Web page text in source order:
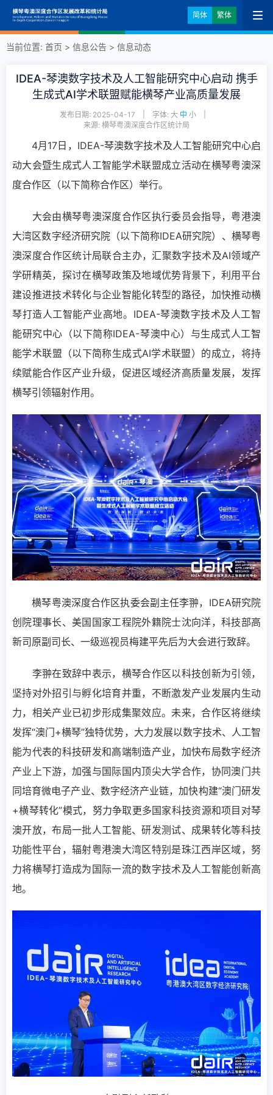
简体 繁体
当前位置: 首页 > 信息公告 > 信息动态
IDEA-琴澳数字技术及人工智能研究中心启动 携手
生成式AI学术联盟赋能横琴产业高质量发展
发布日期: 2025-04-17 字体: 大 中 小
来源: 横琴粤澳深度合作区统计局
4月17日，IDEA-琴澳数字技术及人工智能研究中心启
动大会暨生成式人工智能学术联盟成立活动在横琴粤澳深
度合作区（以下简称合作区）举行。
大会由横琴粤澳深度合作区执行委员会指导，粤港澳
大湾区数字经济研究院（以下简称IDEA研究院）、横琴粤
澳深度合作区统计局联合主办，汇聚数字技术及AI领域产
学研精英，探讨在横琴政策及地域优势背景下，利用平台
建设推进技术转化与企业智能化转型的路径，加快推动横
琴打造人工智能产业高地。IDEA-琴澳数字技术及人工智
能研究中心（以下简称IDEA-琴澳中心）与生成式人工智
能学术联盟（以下简称生成式AI学术联盟）的成立，将持
续赋能合作区产业升级，促进区域经济高质量发展，发挥
横琴引领辐射作用。
横琴粤澳深度合作区执委会副主任李翀，IDEA研究院
创院理事长、美国国家工程院外籍院士沈向洋，科技部高
新司原副司长、一级巡视员梅建平先后为大会进行致辞。
李翀在致辞中表示，横琴合作区以科技创新为引领，
坚持对外招引与孵化培育并重，不断激发产业发展内生动
力，相关产业已初步形成集聚效应。未来，合作区将继续
发挥“澳门+横琴”独特优势，大力发展以数字技术、人工智
能为代表的科技研发和高端制造产业，加快布局数字经济
产业上下游，加强与国际国内顶尖大学合作，协同澳门共
同培育微电子产业、数字经济产业链，加快构建“澳门研发
+横琴转化”模式，努力争取更多国家科技资源和项目对琴
澳开放，布局一批人工智能、研发测试、成果转化等科技
功能性平台，辐射粤港澳大湾区特别是珠江西岸区域，努
力将横琴打造成为国际一流的数字技术及人工智能创新高
地。